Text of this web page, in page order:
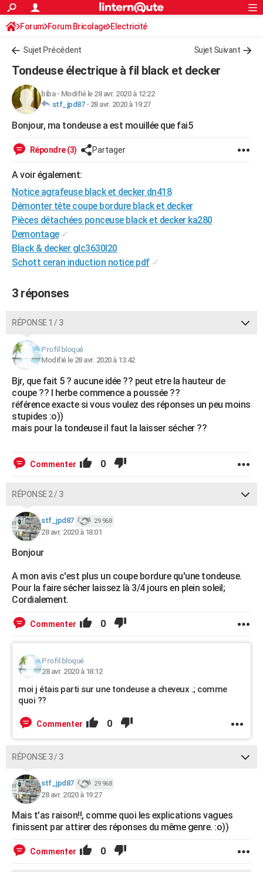
ACTUALITÉS
Politique
Société
Faits Divers
Education
Monde
Villes
+
FINANCE
Retraite
Impôts
Epargne
Immobilier
Risques naturels par ville
Banque
Assurance
Crédit
AUTO
Essais
Réserver un essai
Citadines
Berlines
SUV
Forum auto
+HIGH-TECH
Mobiles
Meilleur smartphone
Internet
Ordinateurs
Jeux vidéo
Guide high-tech
BRICOLAGE
Forum
Aménagement intérieur
Extérieur
Cuisine
Salle de bains
Jardinage
Rangement
WEEK-END
Guides de France
Escapades
Patrimoine
Expositions
Musées
Week-end nature
+LIFESTYLE
Art de vivre
Bien-être
Loisirs
Mode
Modes de vie
SANTE
Alimentation
Guide de la santé
Maladies
Médicaments
Sommeil
VOYAGE
GUIDES D'ACHAT
BONS PLANS
CARTE DE VOEUX
Carte de Noël
Carte Bonne année
Carte Saint-Valentin
Carte Pâques
Carte d'anniversaire
DICTIONNAIRE
Dictionnaire
Biographies
Citations
Expressions
Proverbes
PROGRAMME TV
COPAINS D'AVANT
FORUM
Bricolage
Lifestyle
Culture
Sport
Auto
Television
Voyage
Cinema
S'inscrire
Connexion
Forum Forum Bricolage Electricité
Sujet Précédent Sujet Suivant
Tondeuse électrique à fil black et decker
biba- Modifié le 28 avr. 2020 à 12:22
stf_jpd87- 28 avr. 2020 à 19:27
Bonjour, ma tondeuse a est mouillée que fai5
Répondre (3) Partager
A voir également:
Notice agrafeuse black et decker dn418
Démonter tête coupe bordure black et decker
Pièces détachées ponceuse black et decker ka280
Demontage ✓
Black & decker glc3630l20
Schott ceran induction notice pdf ✓
3 réponses
RÉPONSE 1 / 3
Profil bloqué
Modifié le 28 avr. 2020 à 13:42
Bjr, que fait 5 ? aucune idée ?? peut etre la hauteur de
coupe ?? l herbe commence a poussée ??
référence exacte si vous voulez des réponses un peu moins
stupides :o))
mais pour la tondeuse il faut la laisser sécher ??
Commenter 0
RÉPONSE 2 / 3
stf_jpd87 29 968
28 avr. 2020 à 18:01
Bonjour
A mon avis c'est plus un coupe bordure qu'une tondeuse.
Pour la faire sécher laissez là 3/4 jours en plein soleil;
Cordialement.
Commenter 0
Profil bloqué
28 avr. 2020 à 18:12
moi j étais parti sur une tondeuse a cheveux .; comme
quoi ??
Commenter 0
RÉPONSE 3 / 3
stf_jpd87 29 968
28 avr. 2020 à 19:27
Mais t'as raison!!, comme quoi les explications vagues
finissent par attirer des réponses du même genre. :o))
Commenter 0